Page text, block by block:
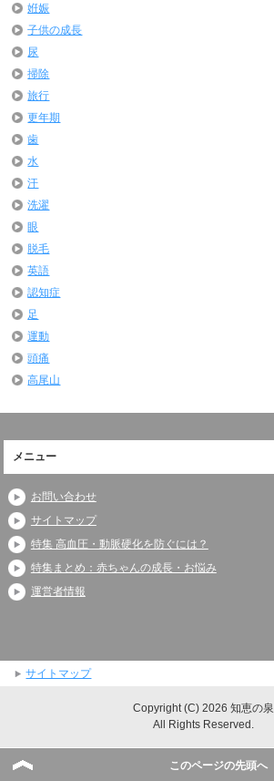
姙娠
子供の成長
尿
掃除
旅行
更年期
歯
水
汗
洗濯
眼
脱毛
英語
認知症
足
運動
頭痛
高尾山
メニュー
お問い合わせ
サイトマップ
特集 高血圧・動脈硬化を防ぐには？
特集まとめ：赤ちゃんの成長・お悩み
運営者情報
サイトマップ
Copyright (C) 2026 知恵の泉
All Rights Reserved.
このページの先頭へ